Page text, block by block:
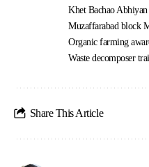
Khet Bachao Abhiyan
Muzaffarabad block
Organic farming
Waste decomposer
Share This Article